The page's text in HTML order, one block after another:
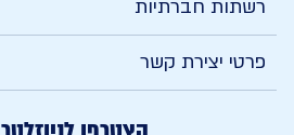
חברתיות
יצירת קשר